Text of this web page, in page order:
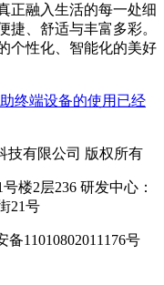
融入生活的每一处细
捷、舒适与丰富多彩。
个性化、智能化的美好
终端设备的使用已经
技有限公司 版权所有
楼2层236 研发中心：
21号
备11010802011176号